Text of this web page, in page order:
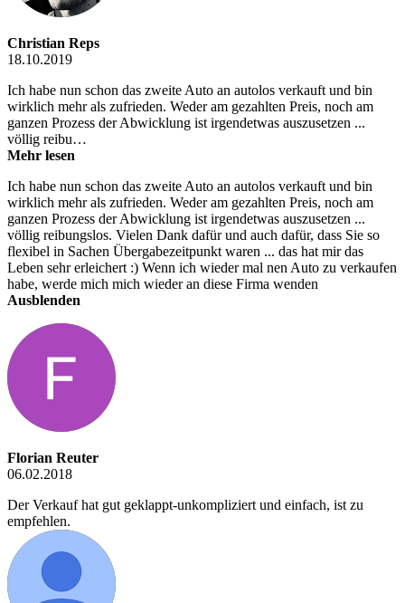
Christian Reps
18.10.2019
Ich habe nun schon das zweite Auto an autolos verkauft und bin
wirklich mehr als zufrieden. Weder am gezahlten Preis, noch am
ganzen Prozess der Abwicklung ist irgendetwas auszusetzen ...
völlig reibu…
Mehr lesen
Ich habe nun schon das zweite Auto an autolos verkauft und bin
wirklich mehr als zufrieden. Weder am gezahlten Preis, noch am
ganzen Prozess der Abwicklung ist irgendetwas auszusetzen ...
völlig reibungslos. Vielen Dank dafür und auch dafür, dass Sie so
flexibel in Sachen Übergabezeitpunkt waren ... das hat mir das
Leben sehr erleichert :) Wenn ich wieder mal nen Auto zu verkaufen
habe, werde mich mich wieder an diese Firma wenden
Ausblenden
Florian Reuter
06.02.2018
Der Verkauf hat gut geklappt-unkompliziert und einfach, ist zu
empfehlen.